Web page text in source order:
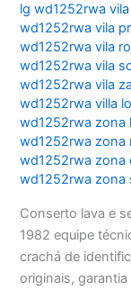
lg wd1252rwa
wd1252rwa vila
wd1252rwa vila
wd1252rwa vila
wd1252rwa vila
wd1252rwa villa
wd1252rwa zona
wd1252rwa zona
wd1252rwa zona
wd1252rwa zona
Conserto lava e
1982 equipe
crachá de
originais,